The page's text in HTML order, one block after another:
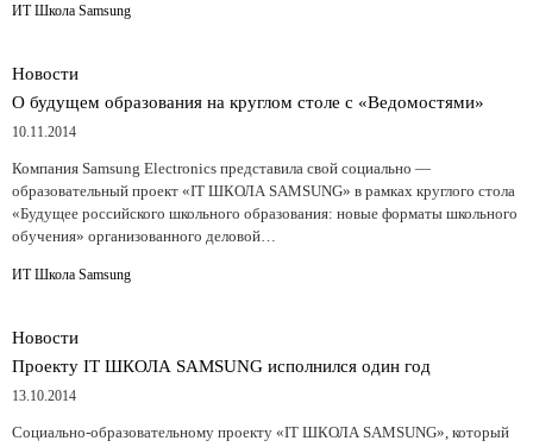
ИТ Школа Samsung
Новости
О будущем образования на круглом столе с «Ведомостями»
10.11.2014
Компания Samsung Electronics представила свой социально —
образовательный проект «IT ШКОЛА SAMSUNG» в рамках круглого стола
«Будущее российского школьного образования: новые форматы школьного
обучения» организованного деловой…
ИТ Школа Samsung
Новости
Проекту IT ШКОЛА SAMSUNG исполнился один год
13.10.2014
Социально-образовательному проекту «IT ШКОЛА SAMSUNG», который